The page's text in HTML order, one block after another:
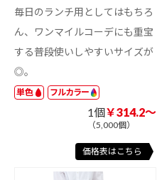
毎日のランチ用としてはもちろ
ん、ワンマイルコーデにも重宝
する普段使いしやすいサイズが
◎。
単色 フルカラー
1個￥314.2～
（5,000個）
価格表はこちら